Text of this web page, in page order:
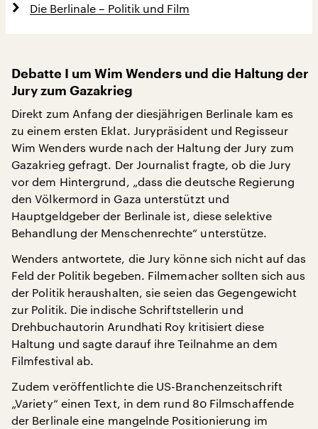
Die Berlinale – Politik und Film
Debatte I um Wim Wenders und die Haltung der
Jury zum Gazakrieg
Direkt zum Anfang der diesjährigen Berlinale kam es
zu einem ersten Eklat. Jurypräsident und Regisseur
Wim Wenders wurde nach der Haltung der Jury zum
Gazakrieg gefragt. Der Journalist fragte, ob die Jury
vor dem Hintergrund, „dass die deutsche Regierung
den Völkermord in Gaza unterstützt und
Hauptgeldgeber der Berlinale ist, diese selektive
Behandlung der Menschenrechte“ unterstütze.
Wenders antwortete, die Jury könne sich nicht auf das
Feld der Politik begeben. Filmemacher sollten sich aus
der Politik heraushalten, sie seien das Gegengewicht
zur Politik. Die indische Schriftstellerin und
Drehbuchautorin Arundhati Roy kritisiert diese
Haltung und sagte darauf ihre Teilnahme an dem
Filmfestival ab.
Zudem veröffentlichte die US-Branchenzeitschrift
„Variety“ einen Text, in dem rund 80 Filmschaffende
der Berlinale eine mangelnde Positionierung im